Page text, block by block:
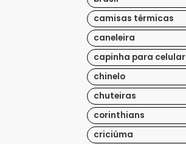
camisas térmicas
caneleira
capinha para celular
chinelo
chuteiras
corinthians
criciúma